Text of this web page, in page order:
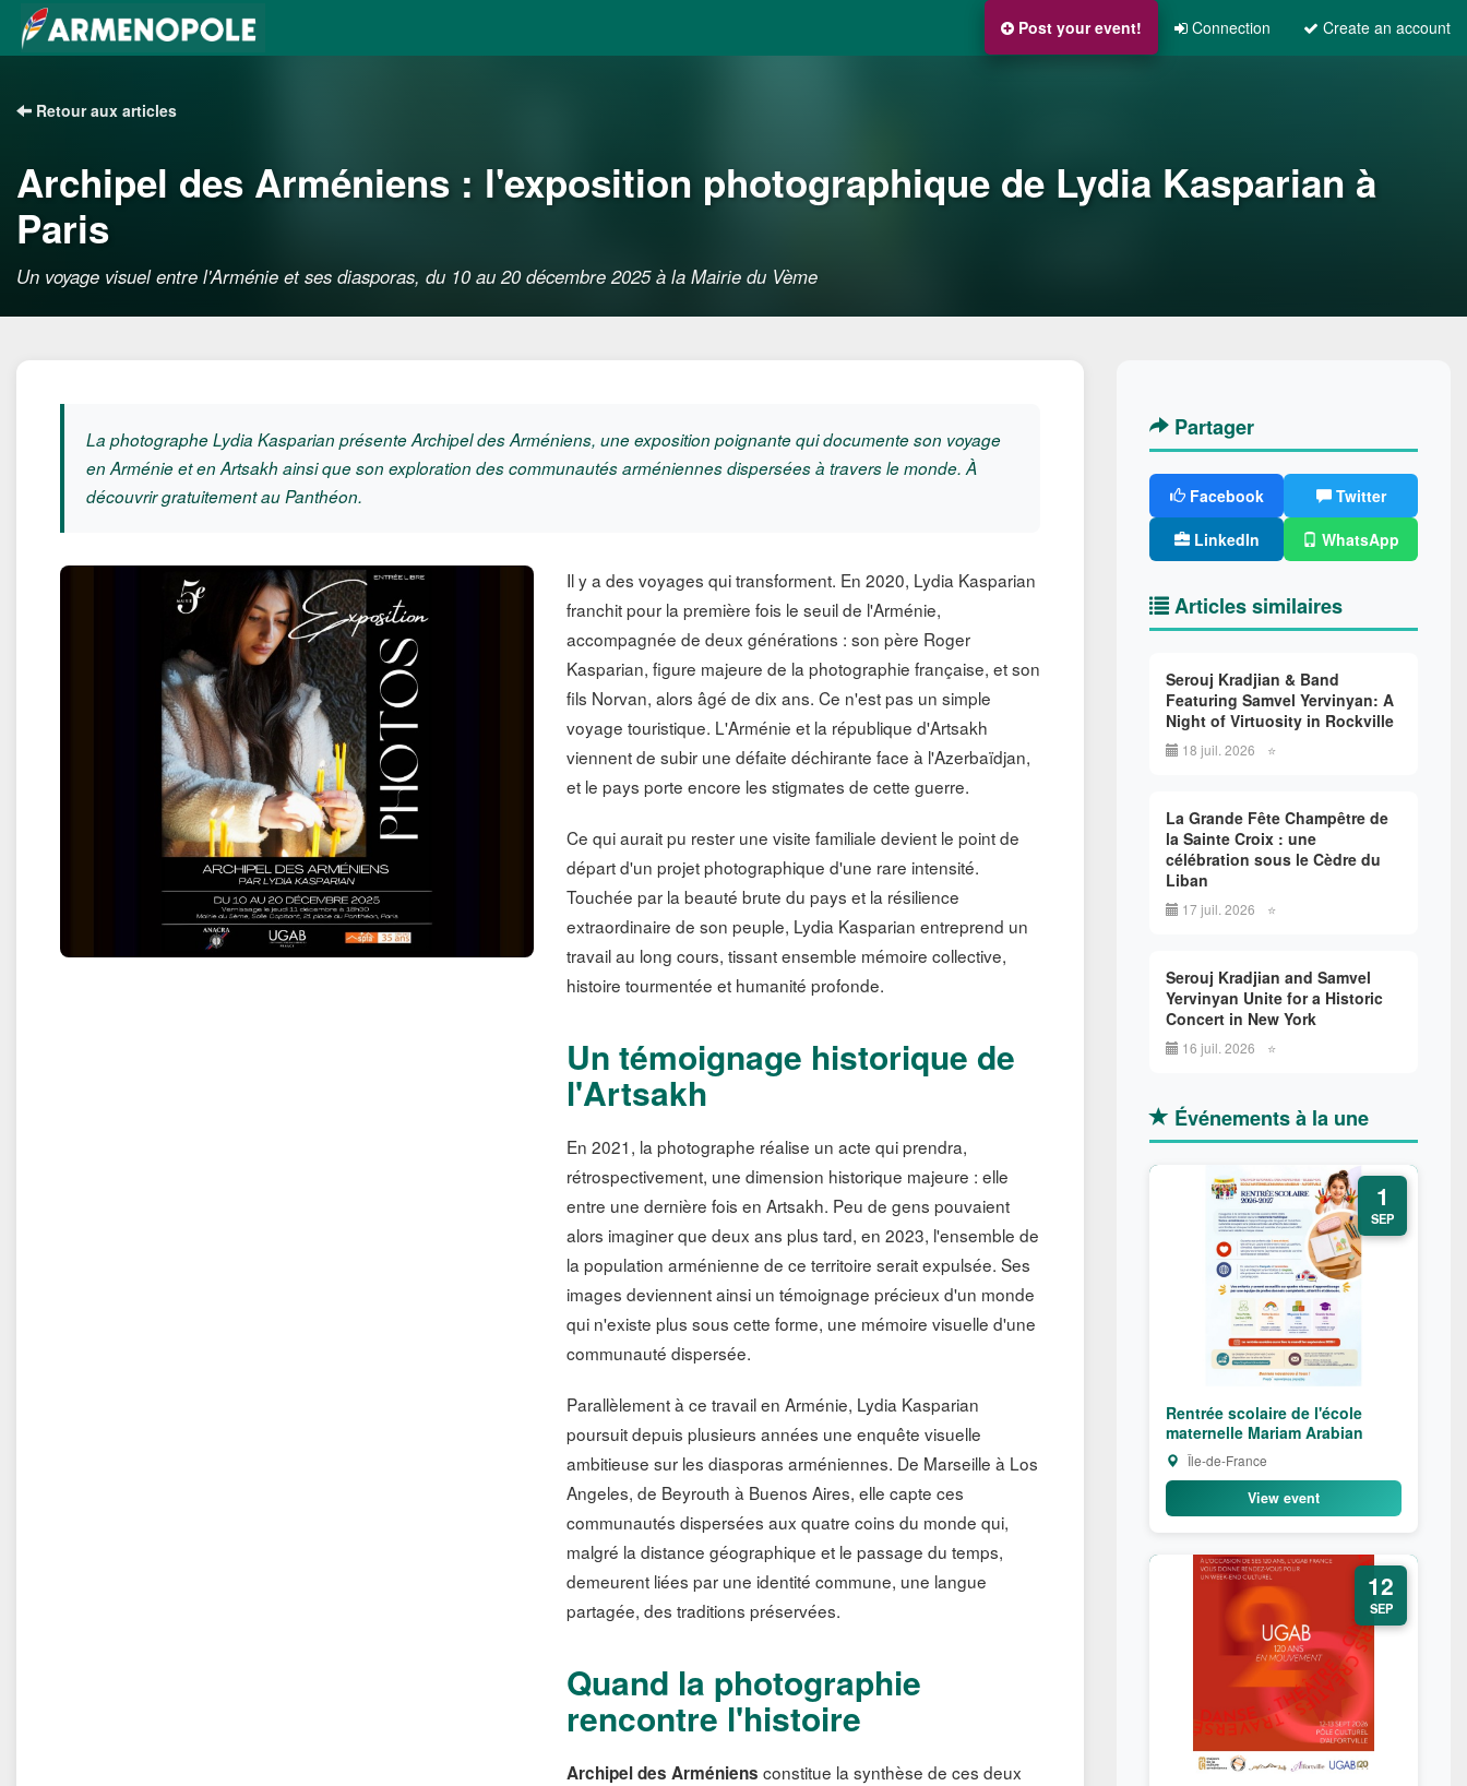
Post your event! Connection Create an account
Retour aux articles
Archipel des Arméniens : l'exposition photographique de Lydia Kasparian à
Paris
Un voyage visuel entre l'Arménie et ses diasporas, du 10 au 20 décembre 2025 à la Mairie du Vème
La photographe Lydia Kasparian présente Archipel des Arméniens, une exposition poignante qui documente son voyage
en Arménie et en Artsakh ainsi que son exploration des communautés arméniennes dispersées à travers le monde. À
découvrir gratuitement au Panthéon.
Il y a des voyages qui transforment. En 2020, Lydia Kasparian
franchit pour la première fois le seuil de l'Arménie,
accompagnée de deux générations : son père Roger
Kasparian, figure majeure de la photographie française, et son
fils Norvan, alors âgé de dix ans. Ce n'est pas un simple
voyage touristique. L'Arménie et la république d'Artsakh
viennent de subir une défaite déchirante face à l'Azerbaïdjan,
et le pays porte encore les stigmates de cette guerre.
Ce qui aurait pu rester une visite familiale devient le point de
départ d'un projet photographique d'une rare intensité.
Touchée par la beauté brute du pays et la résilience
extraordinaire de son peuple, Lydia Kasparian entreprend un
travail au long cours, tissant ensemble mémoire collective,
histoire tourmentée et humanité profonde.
Un témoignage historique de
l'Artsakh
En 2021, la photographe réalise un acte qui prendra,
rétrospectivement, une dimension historique majeure : elle
entre une dernière fois en Artsakh. Peu de gens pouvaient
alors imaginer que deux ans plus tard, en 2023, l'ensemble de
la population arménienne de ce territoire serait expulsée. Ses
images deviennent ainsi un témoignage précieux d'un monde
qui n'existe plus sous cette forme, une mémoire visuelle d'une
communauté dispersée.
Parallèlement à ce travail en Arménie, Lydia Kasparian
poursuit depuis plusieurs années une enquête visuelle
ambitieuse sur les diasporas arméniennes. De Marseille à Los
Angeles, de Beyrouth à Buenos Aires, elle capte ces
communautés dispersées aux quatre coins du monde qui,
malgré la distance géographique et le passage du temps,
demeurent liées par une identité commune, une langue
partagée, des traditions préservées.
Quand la photographie
rencontre l'histoire
Archipel des Arméniens constitue la synthèse de ces deux
Partager
Facebook
Twitter
LinkedIn
WhatsApp
Articles similaires
Serouj Kradjian & Band
Featuring Samvel Yervinyan: A
Night of Virtuosity in Rockville
18 juil. 2026 ⭐
La Grande Fête Champêtre de
la Sainte Croix : une
célébration sous le Cèdre du
Liban
17 juil. 2026 ⭐
Serouj Kradjian and Samvel
Yervinyan Unite for a Historic
Concert in New York
16 juil. 2026 ⭐
Événements à la une
1
SEP
Rentrée scolaire de l'école
maternelle Mariam Arabian
Île-de-France
View event
12
SEP